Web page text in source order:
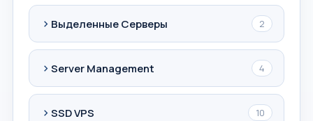
Выделенные Серверы 2
Server Management 4
SSD VPS 10